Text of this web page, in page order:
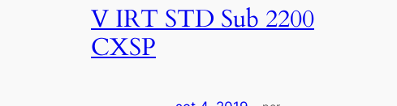
V IRT STD Sub 2200
CXSP